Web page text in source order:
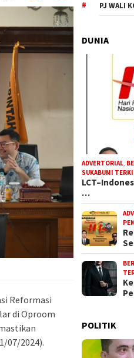
Reformasi
di Oproom
07/2024).
PJ WALI
DUNIA
ADVERTORIAL
SUKABUMI
…
POLITIK